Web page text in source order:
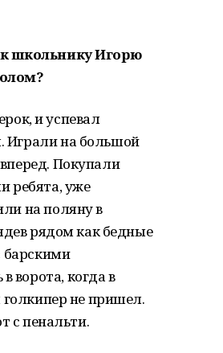
школьнику Игорю
и успевал
Играли на большой
Покупали
ребята, уже
на поляну в
рядом как бедные
барскими
когда в
голкипер не пришел.
с пенальти.